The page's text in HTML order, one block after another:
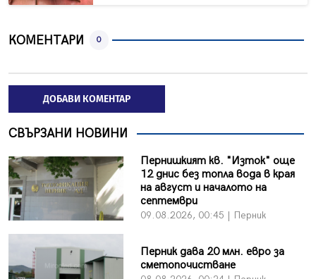
КОМЕНТАРИ 0
ДОБАВИ КОМЕНТАР
СВЪРЗАНИ НОВИНИ
Пернишкият кв. "Изток" още
12 днис без топла вода в края
на август и началото на
септември
09.08.2026, 00:45 | Перник
Перник дава 20 млн. евро за
сметопочистване